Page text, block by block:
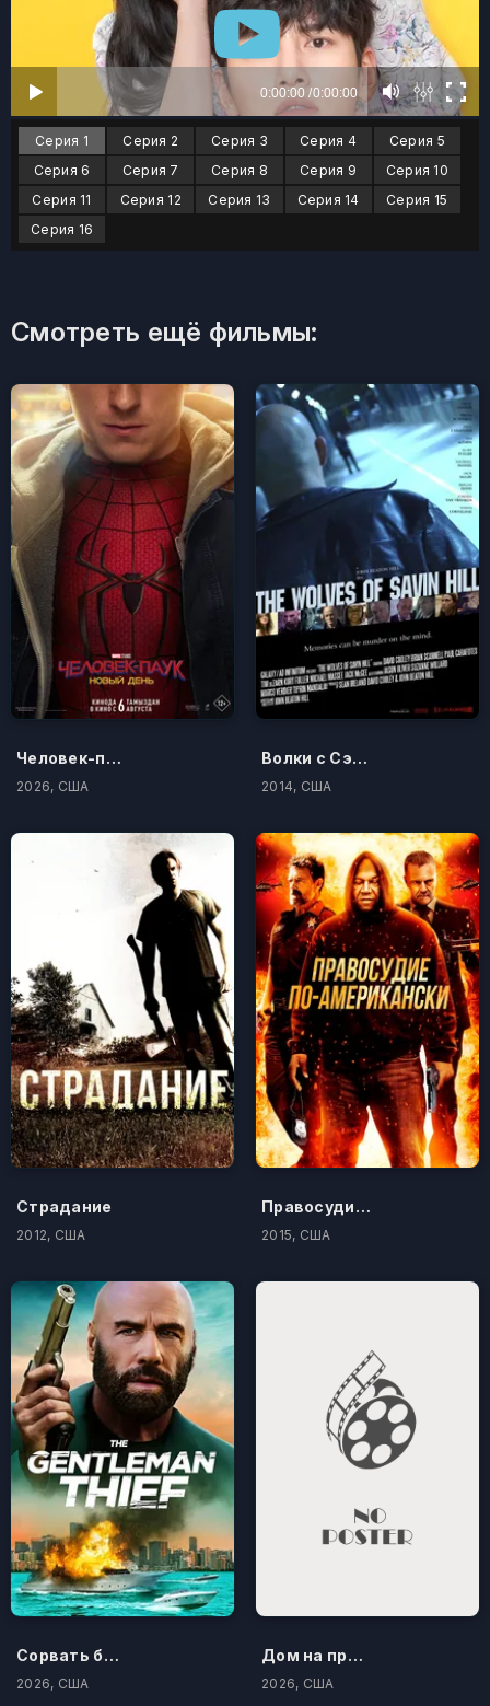
Серия 1 Серия 2 Серия 3 Серия 4
Серия 5
Серия 6
Серия 7 Серия 8 Серия 9
Серия 10
Серия 11
Серия 12 Серия 13 Серия 14
Серия 15
Серия 16
Смотреть ещё фильмы:
Человек-паук: Новый день
2026, США
Волки с Сэйвин-Хилл
2014, США
Страдание
2012, США
Правосудие по-американски
2015, США
Сорвать банк 3: Вор-джентльмен
2026, США
Дом на проклятом холме
2026, США